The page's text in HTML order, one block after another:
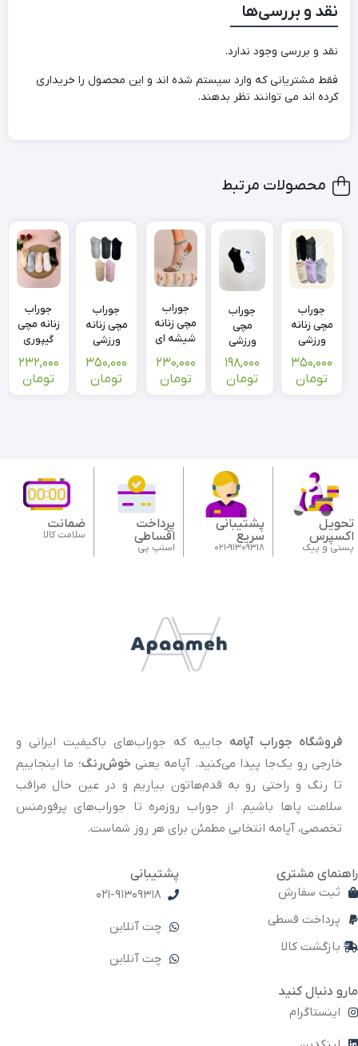
نقد و بررسی‌ها
نقد و بررسی وجود ندارد.
فقط مشتریانی که وارد سیستم شده اند و این محصول را خریداری
کرده اند می توانند نظر بدهند.
محصولات مرتبط
جوراب
مچی زنانه
ورزشی
یوگا
پیلاتس
استپ دار
350,000
تومان
جوراب
مچی
ورزشی
طرح
Under
armor
198,000
تومان
جوراب
مچی زنانه
شیشه ای
طرح بهار
230,000
تومان
جوراب
مچی زنانه
ورزشی
یوگا
پیلاتس
استپ دار
350,000
تومان
جوراب
زنانه مچی
گیپوری
طرح گلبرگ
232,000
تومان
تحویل
اکسپرس
پستی و پیک
پشتیبانی
سریع
021-91309318
پرداخت
اقساطی
اسنپ پی
ضمانت
سلامت کالا
فروشگاه جوراب آپامه جاییه که جوراب‌های باکیفیت ایرانی و
خارجی رو یک‌جا پیدا می‌کنید. آپامه یعنی خوش‌رنگ؛ ما اینجاییم
تا رنگ و راحتی رو به قدم‌هاتون بیاریم و در عین حال مراقب
سلامت پاها باشیم. از جوراب روزمره تا جوراب‌های پرفورمنس
تخصصی، آپامه انتخابی مطمئن برای هر روز شماست.
راهنمای مشتری
ثبت سفارش
پرداخت قسطی
بازگشت کالا
پشتیبانی
021-91309318
چت آنلاین
چت آنلاین
مارو دنبال کنید
اینستاگرام